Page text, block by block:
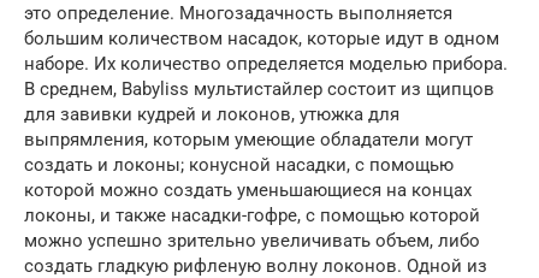
это определение. Многозадачность выполняется
большим количеством насадок, которые идут в одном
наборе. Их количество определяется моделью прибора.
В среднем, Babyliss мультистайлер состоит из щипцов
для завивки кудрей и локонов, утюжка для
выпрямления, которым умеющие обладатели могут
создать и локоны; конусной насадки, с помощью
которой можно создать уменьшающиеся на концах
локоны, и также насадки-гофре, с помощью которой
можно успешно зрительно увеличивать объем, либо
создать гладкую рифленую волну локонов. Одной из